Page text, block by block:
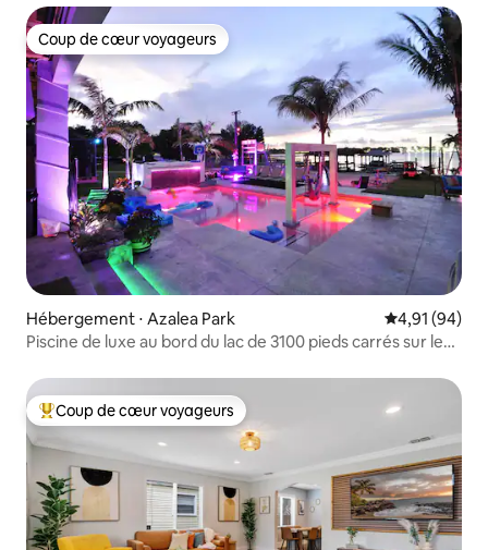
Coup de cœur voyageurs
Coup de cœur voyageurs
Hébergement ⋅ Azalea Park Évaluation
4,91 (94)
Piscine de luxe au bord du lac de 3100 pieds carrés sur le
Coups de cœur voyageurs les plus appréciés
Coup de cœur voyageurs